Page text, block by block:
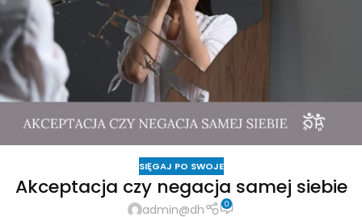
SIĘGAJ PO SWOJE
Akceptacja czy negacja samej siebie
admin@dh 0